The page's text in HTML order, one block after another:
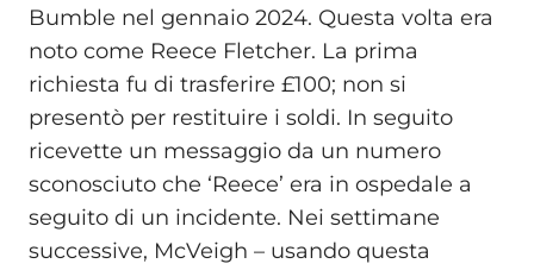
Bumble nel gennaio 2024. Questa volta era
noto come Reece Fletcher. La prima
richiesta fu di trasferire £100; non si
presentò per restituire i soldi. In seguito
ricevette un messaggio da un numero
sconosciuto che ‘Reece’ era in ospedale a
seguito di un incidente. Nei settimane
successive, McVeigh – usando questa